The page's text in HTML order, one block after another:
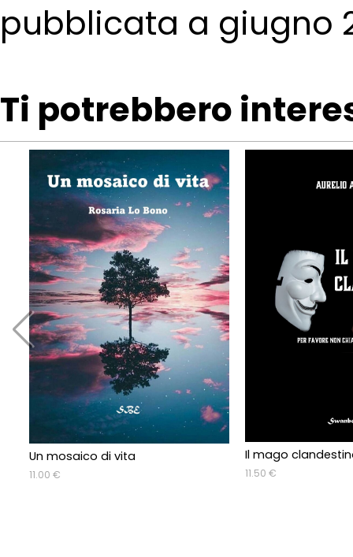
pubblicata a giugno
Ti potrebbero
Un mosaico di vita
11.00 €
Il mago
11.50 €